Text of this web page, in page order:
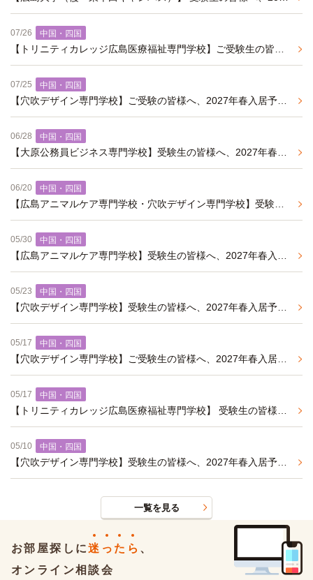
07/26 中国・四国
07/25 中国・四国
06/28 中国・四国
06/20 中国・四国
05/30 中国・四国
05/23 中国・四国
05/17 中国・四国
05/17 中国・四国
05/10 中国・四国
一覧を見る
お部屋探しに迷 っ た ら 、
オンライン相談会